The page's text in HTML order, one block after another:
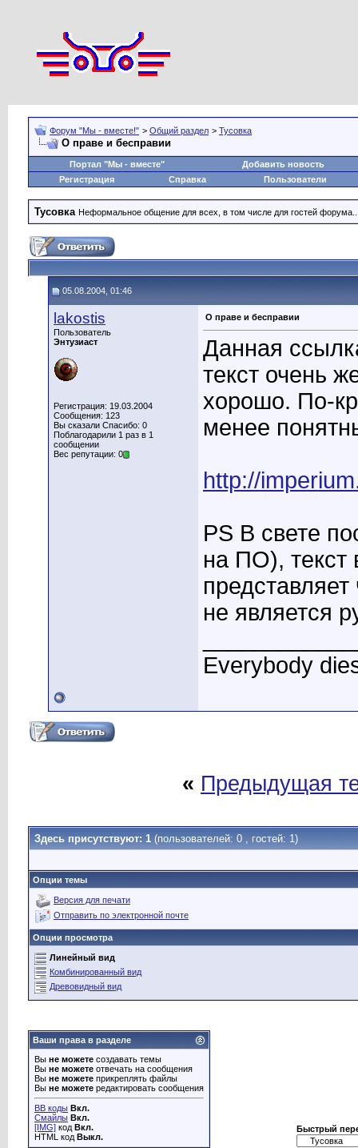
Форум "Мы - вместе!" > Общий раздел > Тусовка
О праве и бесправии
Портал "Мы - вместе"
Добавить новость
Регистрация
Справка Пользователи
Тусовка Неформальное общение для всех, в том числе для гостей
05.08.2004, 01:46
lakostis
Пользователь
Энтузиаст
Регистрация: 19.03.2004
Сообщения: 123
Вы сказали Спасибо: 0
Поблагодарили 1 раз в 1
сообщении
Вес репутации: 0
О праве и бесправии
Данная
текст очень
хорошо. По-
менее
http://
PS В свете
на ПО), текст
не является
Everybody
« Предыдущая
Здесь присутствуют: 1 (пользователей: 0 , гостей: 1)
Опции темы
Версия для печати
Отправить по электронной почте
Опции просмотра
Линейный вид
Комбинированный вид
Древовидный вид
Ваши права в разделе
Вы не можете создавать темы
Вы не можете отвечать на сообщения
Вы не можете прикреплять файлы
Вы не можете редактировать сообщения
BB коды Вкл.
Смайлы Вкл.
[IMG] код Вкл.
HTML код Выкл.
Быстрый